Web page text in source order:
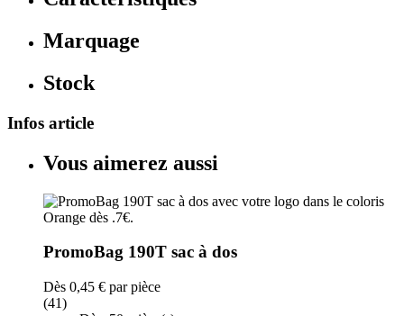
Marquage
Stock
Infos article
Vous aimerez aussi
PromoBag 190T sac à dos
Dès 0,45 € par pièce
(41)